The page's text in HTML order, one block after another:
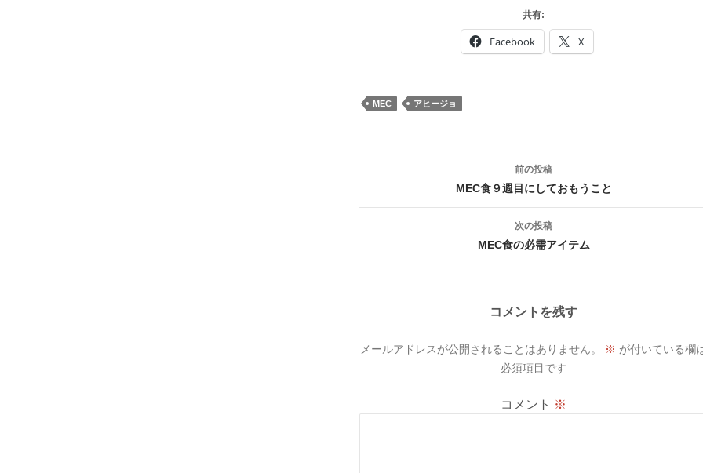
共有:
Facebook X
MEC アヒージョ
ョ
前の投稿
MEC食９週目にしておもうこと
次の投稿
MEC食の必需アイテム
コメントを残す
メールアドレスが公開されることはありません。 ※ が付いている欄
必須項目です
コメント ※